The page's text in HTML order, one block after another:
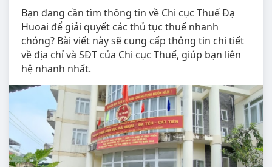
Bạn đang cần tìm thông tin về Chi cục Thuế Đạ
Huoai để giải quyết các thủ tục thuế nhanh
chóng? Bài viết này sẽ cung cấp thông tin chi tiết
về địa chỉ và SĐT của Chi cục Thuế, giúp bạn liên
hệ nhanh nhất.